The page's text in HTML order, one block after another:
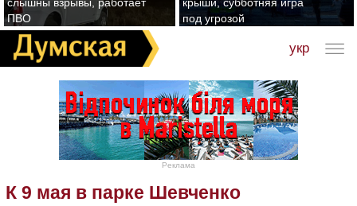
ПВО
под угрозой
укр
Реклама
К 9 мая в парке Шевченко